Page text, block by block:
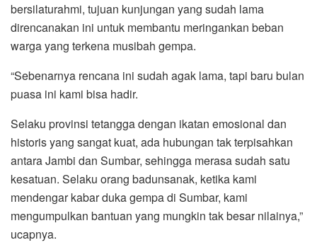
bersilaturahmi, tujuan kunjungan yang sudah lama
direncanakan ini untuk membantu meringankan beban
warga yang terkena musibah gempa.
“Sebenarnya rencana ini sudah agak lama, tapi baru bulan
puasa ini kami bisa hadir.
Selaku provinsi tetangga dengan ikatan emosional dan
historis yang sangat kuat, ada hubungan tak terpisahkan
antara Jambi dan Sumbar, sehingga merasa sudah satu
kesatuan. Selaku orang badunsanak, ketika kami
mendengar kabar duka gempa di Sumbar, kami
mengumpulkan bantuan yang mungkin tak besar nilainya,”
ucapnya.